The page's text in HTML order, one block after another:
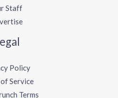
Staff
Policy
of Service
Terms